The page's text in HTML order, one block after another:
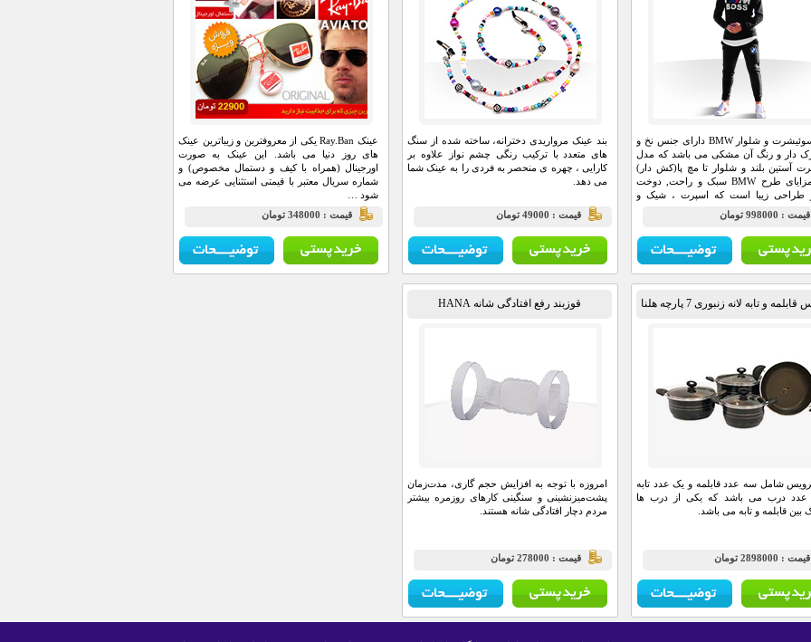
ست سوئیشرت و شلوار BMW دارای جنس نخ و
دار و رنگ آن مشکی می باشد که مدل
آستین بلند و شلوار تا مچ پا(کش دار)
است.مزايای طرح BMW سبک و راحت, دوخت
طراحی زیبا است که اسپرت ، شیک و
آن فري سايز است و مناسب براي
,خانه و مهمانی و … می باشد.
قيمت : 998000 تومان
بند عینک مرواریدی دخترانه، ساخته شده از سنگ
های متعدد با ترکیب رنگی چشم نواز علاوه بر
کارایی ، چهره ی منحصر به فردی را به عینک شما
می دهد.
قيمت : 49000 تومان
عینک Ray.Ban یکی از معروفترین و زیباترین عینک
های روز دنیا می باشد. این عینک به صورت
اورجینال (همراه با کیف و دستمال مخصوص) و
شماره سریال معتبر با قیمتی استثنایی عرضه می
شود …
قيمت : 348000 تومان
و تابه لانه زنبوری 7 پارچه هلنا
شامل سه عدد قابلمه و یک عدد تابه
درب می باشد که یکی از درب ها
قابلمه و تابه می باشد.
قيمت : 2898000 تومان
قوزبند رفع افتادگی شانه HANA
امروزه با توجه به افزایش حجم گاری، مدت‌زمان
پشت‌میزنشینی و سنگینی کارهای روزمره بیشتر
مردم دچار افتادگی شانه هستند.
قيمت : 278000 تومان